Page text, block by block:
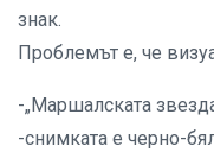
знак.
Проблемът е, че
-„Маршалската
-снимката е черно-